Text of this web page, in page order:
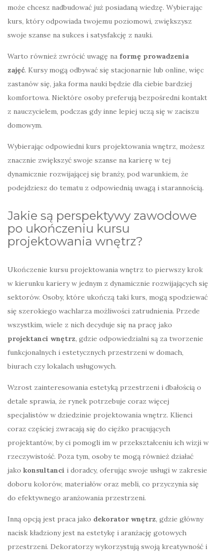
może chcesz nadbudować już posiadaną wiedzę. Wybierając
kurs, który odpowiada twojemu poziomowi, zwiększysz
swoje szanse na sukces i satysfakcję z nauki.
Warto również zwrócić uwagę na formę prowadzenia
zajęć. Kursy mogą odbywać się stacjonarnie lub online, więc
zastanów się, jaka forma nauki będzie dla ciebie bardziej
komfortowa. Niektóre osoby preferują bezpośredni kontakt
z nauczycielem, podczas gdy inne lepiej uczą się w zaciszu
domowym.
Wybierając odpowiedni kurs projektowania wnętrz, możesz
znacznie zwiększyć swoje szanse na karierę w tej
dynamicznie rozwijającej się branży, pod warunkiem, że
podejdziesz do tematu z odpowiednią uwagą i starannością.
Jakie są perspektywy zawodowe
po ukończeniu kursu
projektowania wnętrz?
Ukończenie kursu projektowania wnętrz to pierwszy krok
w kierunku kariery w jednym z dynamicznie rozwijających się
sektorów. Osoby, które ukończą taki kurs, mogą spodziewać
się szerokiego wachlarza możliwości zatrudnienia. Przede
wszystkim, wiele z nich decyduje się na pracę jako
projektanci wnętrz, gdzie odpowiedzialni są za tworzenie
funkcjonalnych i estetycznych przestrzeni w domach,
biurach czy lokalach usługowych.
Wzrost zainteresowania estetyką przestrzeni i dbałością o
detale sprawia, że rynek potrzebuje coraz więcej
specjalistów w dziedzinie projektowania wnętrz. Klienci
coraz częściej zwracają się do ciężko pracujących
projektantów, by ci pomogli im w przekształceniu ich wizji w
rzeczywistość. Poza tym, osoby te mogą również działać
jako konsultanci i doradcy, oferując swoje usługi w zakresie
doboru kolorów, materiałów oraz mebli, co przyczynia się
do efektywnego aranżowania przestrzeni.
Inną opcją jest praca jako dekorator wnętrz, gdzie główny
nacisk kładziony jest na estetykę i aranżację gotowych
przestrzeni. Dekoratorzy wykorzystują swoją kreatywność i